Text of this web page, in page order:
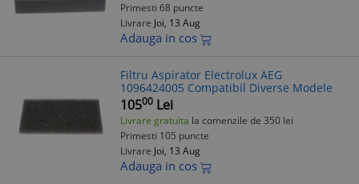
Primesti 68 puncte
Livrare Joi, 13 Aug
Adauga in cos
Filtru Aspirator Electrolux AEG
1096424005 Compatibil Diverse Modele
10500 Lei
Livrare gratuita la comenzile de 350 lei
Primesti 105 puncte
Livrare Joi, 13 Aug
Adauga in cos